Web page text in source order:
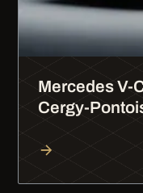
Mercedes V-
Cergy-